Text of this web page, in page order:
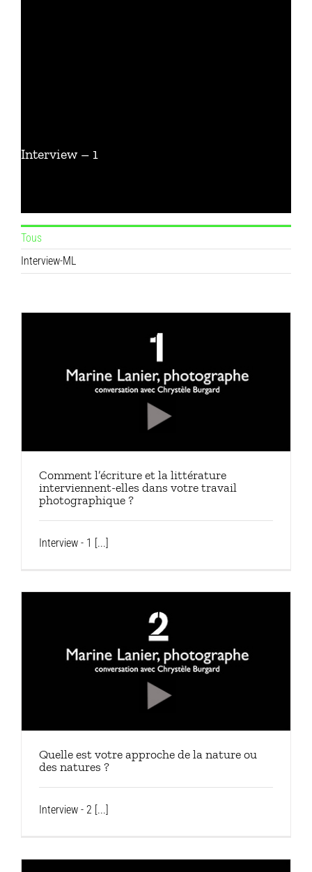
Interview – 1
Tous
Interview-ML
Comment l’écriture et la littérature
interviennent-elles dans votre travail
photographique ?
Interview - 1 [...]
Quelle est votre approche de la nature ou
des natures ?
Interview - 2 [...]